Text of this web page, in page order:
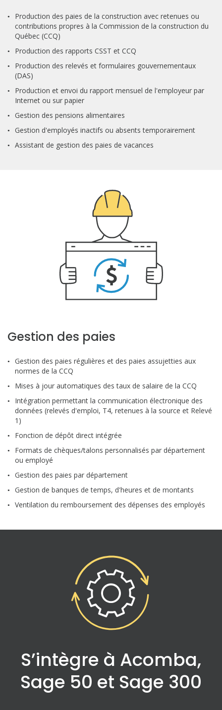
Production des paies de la construction avec retenues ou
contributions propres à la Commission de la construction du
Québec (CCQ)
Production des rapports CSST et CCQ
Production des relevés et formulaires gouvernementaux
(DAS)
Production et envoi du rapport mensuel de l'employeur par
Internet ou sur papier
Gestion des pensions alimentaires
Gestion d'employés inactifs ou absents temporairement
Assistant de gestion des paies de vacances
Gestion des paies
Gestion des paies régulières et des paies assujetties aux
normes de la CCQ
Mises à jour automatiques des taux de salaire de la CCQ
Intégration permettant la communication électronique des
données (relevés d'emploi, T4, retenues à la source et Relevé
1)
Fonction de dépôt direct intégrée
Formats de chèques/talons personnalisés par département
ou employé
Gestion des paies par département
Gestion de banques de temps, d'heures et de montants
Ventilation du remboursement des dépenses des employés
S’intègre à Acomba,
Sage 50 et Sage 300